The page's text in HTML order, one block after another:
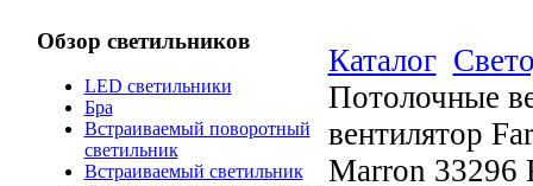
Обзор светильников
LED светильники
Бра
Встраиваемый поворотный
светильник
Встраиваемый светильник
Каталог
Потолочные
вентилятор
Marron 33296